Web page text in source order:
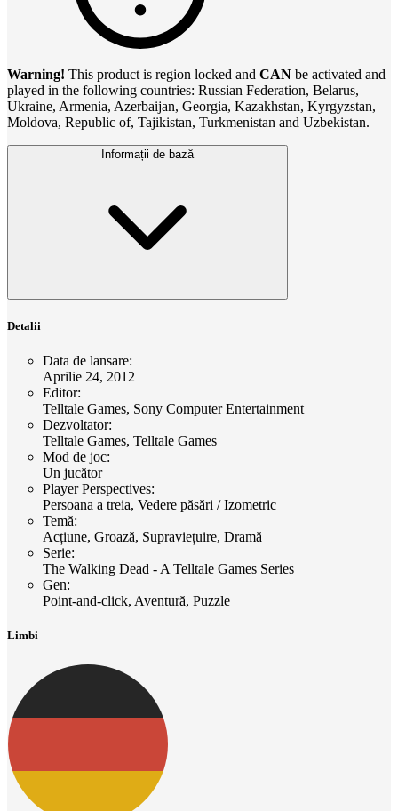
Warning! This product is region locked and CAN be activated and
played in the following countries: Russian Federation, Belarus,
Ukraine, Armenia, Azerbaijan, Georgia, Kazakhstan, Kyrgyzstan,
Moldova, Republic of, Tajikistan, Turkmenistan and Uzbekistan.
Informații de bază
Detalii
Data de lansare:
Aprilie 24, 2012
Editor:
Telltale Games, Sony Computer Entertainment
Dezvoltator:
Telltale Games, Telltale Games
Mod de joc:
Un jucător
Player Perspectives:
Persoana a treia, Vedere păsări / Izometric
Temă:
Acțiune, Groază, Supraviețuire, Dramă
Serie:
The Walking Dead - A Telltale Games Series
Gen:
Point-and-click, Aventură, Puzzle
Limbi